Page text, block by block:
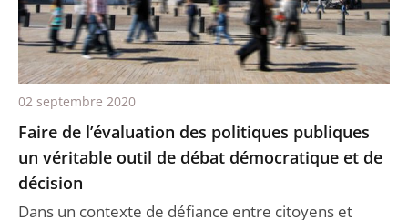
Faire de l’évaluation des politiques publiques
un véritable outil de débat démocratique et de
décision
Dans un contexte de défiance entre citoyens et
02 septembre 2020